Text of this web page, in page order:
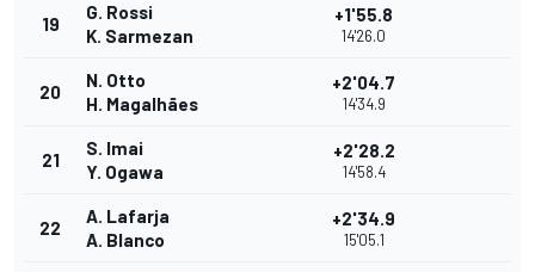
19
G. Rossi
K. Sarmezan
+1'55.8
14'26.0
20
N. Otto
H. Magalhães
+2'04.7
14'34.9
21
S. Imai
Y. Ogawa
+2'28.2
14'58.4
22
A. Lafarja
A. Blanco
+2'34.9
15'05.1